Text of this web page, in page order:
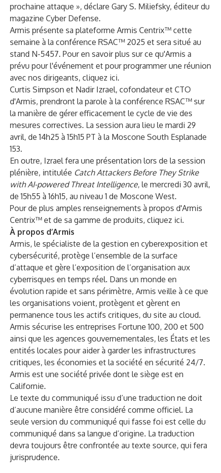
prochaine attaque », déclare Gary S. Miliefsky, éditeur du
magazine Cyber Defense.
Armis présente sa plateforme Armis Centrix™ cette
semaine à la conférence RSAC™ 2025 et sera situé au
stand N-5457. Pour en savoir plus sur ce qu'Armis a
prévu pour l'événement et pour programmer une réunion
avec nos dirigeants, cliquez ici.
Curtis Simpson et Nadir Izrael, cofondateur et CTO
d'Armis, prendront la parole à la conférence RSAC™ sur
la manière de gérer efficacement le cycle de vie des
mesures correctives. La session aura lieu le mardi 29
avril, de 14h25 à 15h15 PT à la Moscone South Esplanade
153.
En outre, Izrael fera une présentation lors de la session
plénière, intitulée Catch Attackers Before They Strike
with AI-powered Threat Intelligence, le mercredi 30 avril,
de 15h55 à 16h15, au niveau 1 de Moscone West.
Pour de plus amples renseignements à propos d'Armis
Centrix™ et de sa gamme de produits, cliquez ici.
À propos d’Armis
Armis, le spécialiste de la gestion en cyberexposition et
cybersécurité, protège l’ensemble de la surface
d’attaque et gère l’exposition de l’organisation aux
cyberrisques en temps réel. Dans un monde en
évolution rapide et sans périmètre, Armis veille à ce que
les organisations voient, protègent et gèrent en
permanence tous les actifs critiques, du site au cloud.
Armis sécurise les entreprises Fortune 100, 200 et 500
ainsi que les agences gouvernementales, les États et les
entités locales pour aider à garder les infrastructures
critiques, les économies et la société en sécurité 24/7.
Armis est une société privée dont le siège est en
Californie.
Le texte du communiqué issu d’une traduction ne doit
d’aucune manière être considéré comme officiel. La
seule version du communiqué qui fasse foi est celle du
communiqué dans sa langue d’origine. La traduction
devra toujours être confrontée au texte source, qui fera
jurisprudence.